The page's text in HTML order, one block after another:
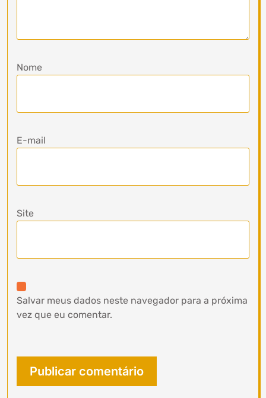
Nome
E-mail
Site
Salvar meus dados neste navegador para a próxima
vez que eu comentar.